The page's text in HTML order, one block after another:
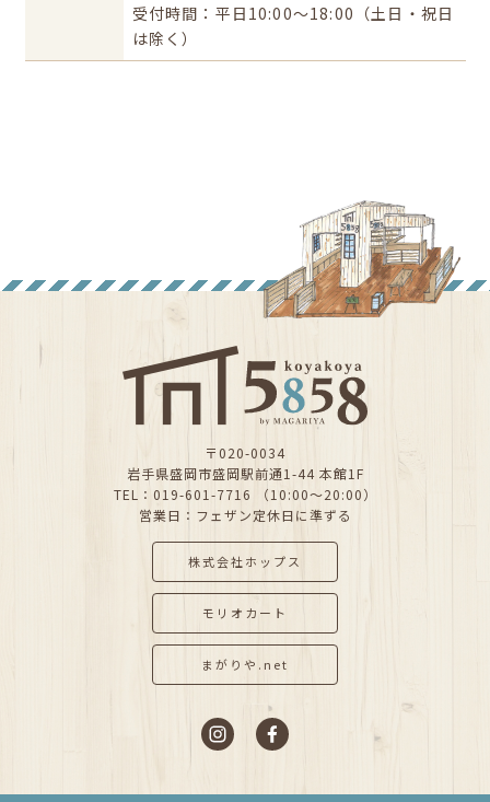
受付時間：平日10:00～18:00（土日・祝日
は除く）
〒020-0034
岩手県盛岡市盛岡駅前通1-44 本館1F
TEL：019-601-7716 （10:00～20:00）
営業日：フェザン定休日に準ずる
株式会社ホップス
モリオカート
まがりや.net